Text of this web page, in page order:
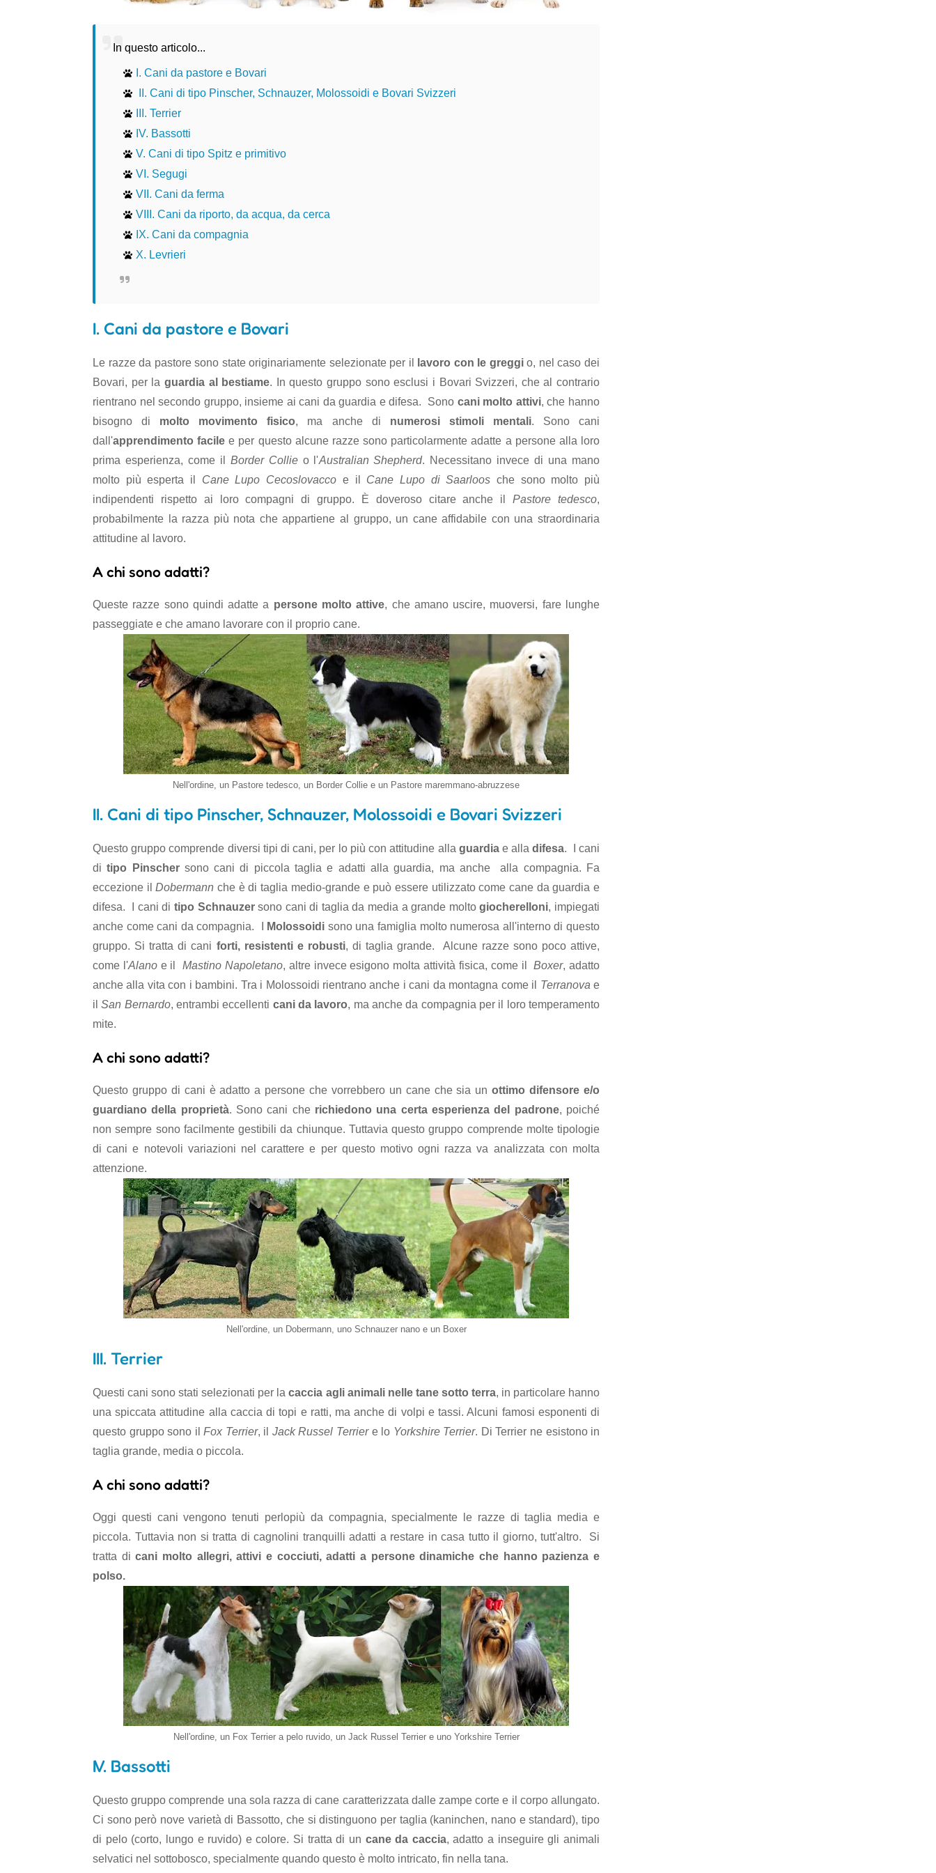
In questo articolo...
I. Cani da pastore e Bovari
II. Cani di tipo Pinscher, Schnauzer, Molossoidi e Bovari Svizzeri
III. Terrier
IV. Bassotti
V. Cani di tipo Spitz e primitivo
VI. Segugi
VII. Cani da ferma
VIII. Cani da riporto, da acqua, da cerca
IX. Cani da compagnia
X. Levrieri
I. Cani da pastore e Bovari
Le razze da pastore sono state originariamente selezionate per il lavoro con le greggio, nel caso dei
Bovari, per la guardia al bestiame. In questo gruppo sono esclusi i Bovari Svizzeri, che al contrario
rientrano nel secondo gruppo, insieme ai cani da guardia e difesa. Sono cani molto attivi, che hanno
bisogno di molto movimento fisico, ma anche di numerosi stimoli mentali. Sono cani
dall'apprendimento facile e per questo alcune razze sono particolarmente adatte a persone alla loro
prima esperienza, come il Border Collieo l'Australian Shepherd. Necessitano invece di una mano
molto più esperta il Cane Lupo Cecoslovacco e il Cane Lupo di Saarloos che sono molto più
indipendenti rispetto ai loro compagni di gruppo. È doveroso citare anche ilPastore tedesco,
probabilmente la razza più nota che appartiene al gruppo, un cane affidabile con una straordinaria
attitudine al lavoro.
A chi sono adatti?
Queste razze sono quindi adatte a persone molto attive, che amano uscire, muoversi, fare lunghe
passeggiate e che amano lavorare con il proprio cane.
Nell'ordine, un Pastore tedesco, un Border Collie e un Pastore maremmano-abruzzese
II. Cani di tipo Pinscher, Schnauzer, Molossoidi e Bovari Svizzeri
Questo gruppo comprende diversi tipi di cani, per lo più con attitudine alla guardiae alladifesa. I cani
ditipo Pinschersono cani di piccola taglia e adatti alla guardia, ma anche alla compagnia. Fa
eccezione ilDobermann che è di taglia medio-grande e può essere utilizzato come cane da guardia e
difesa. I cani di tipo Schnauzersono cani di taglia da media a grande moltogiocherelloni, impiegati
anche come cani da compagnia. I
Molossoidi sono una famiglia molto numerosa all'interno di questo
gruppo. Si tratta di cani forti, resistenti e robusti, di taglia grande. Alcune razze sono poco attive,
come l'Alanoe ilMastino Napoletano, altre invece esigono molta attività fisica, come ilBoxer, adatto
anche alla vita con i bambini. Tra i Molossoidi rientrano anche i cani da montagna come il Terranova e
ilSan Bernardo, entrambi eccellenti cani da lavoro, ma anche da compagnia per il loro temperamento
mite.
A chi sono adatti?
Questo gruppo di cani è adatto a persone che vorrebbero un cane che sia unottimo difensore e/o
guardiano della proprietà. Sono cani che richiedono una certa esperienza del padrone, poiché
non sempre sono facilmente gestibili da chiunque. Tuttavia questo gruppo comprende molte tipologie
di cani e notevoli variazioni nel carattere e per questo motivo ogni razza va analizzata con molta
attenzione.
Nell'ordine, un Dobermann, uno Schnauzer nano e un Boxer
III. Terrier
Questi cani sono stati selezionati per lacaccia agli animali nelle tane sotto terra, in particolare hanno
una spiccata attitudine alla caccia di topi e ratti, ma anche di volpi e tassi. Alcuni famosi esponenti di
questo gruppo sono ilFox Terrier, il Jack Russel Terriere lo Yorkshire Terrier. Di Terrier ne esistono in
taglia grande, media o piccola.
A chi sono adatti?
Oggi questi cani vengono tenuti perlopiù da compagnia, specialmente le razze di taglia media e
piccola. Tuttavia non si tratta di cagnolini tranquilli adatti a restare in casa tutto il giorno, tutt'altro. Si
tratta dicani molto allegri, attivi e cocciuti, adatti a persone dinamiche che hanno pazienza e
polso.
Nell'ordine, un Fox Terrier a pelo ruvido, un Jack Russel Terrier e uno Yorkshire Terrier
IV. Bassotti
Questo gruppo comprende una sola razza di cane caratterizzata dalle zampe corte e il corpo allungato.
Ci sono però nove varietà di Bassotto, che si distinguono per taglia (kaninchen, nano e standard), tipo
di pelo (corto, lungo e ruvido) e colore. Si tratta di un cane da caccia, adatto a inseguire gli animali
selvatici nel sottobosco, specialmente quando questo è molto intricato, fin nella tana.